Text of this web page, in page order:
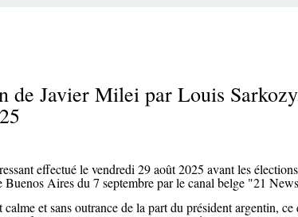
de Javier Milei par Louis
effectué le vendredi 29 août 2025 avant les
Buenos Aires du 7 septembre par le canal belge "21
calme et sans outrance de la part du président argentin, ce